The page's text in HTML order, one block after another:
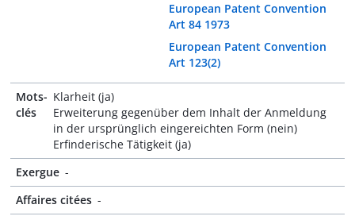
European Patent Convention
Art 84 1973
European Patent Convention
Art 123(2)
Mots-
clés
Klarheit (ja)
Erweiterung gegenüber dem Inhalt der Anmeldung
in der ursprünglich eingereichten Form (nein)
Erfinderische Tätigkeit (ja)
Exergue -
Affaires citées -